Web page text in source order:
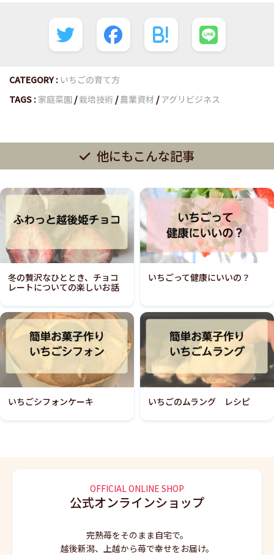
CATEGORY : いちごの育て方
TAGS : 家庭菜園 /栽培技術 /農業資材 /アグリビジネス
他にもこんな記事
冬の贅沢なひととき、チョコ
レートについての楽しいお話
いちごって健康にいいの？
いちごシフォンケーキ いちごのムラング レシピ
OFFICIAL ONLINE SHOP
公式オンラインショップ
完熟苺をそのまま自宅で。
越後新潟、上越から苺で幸せをお届け。